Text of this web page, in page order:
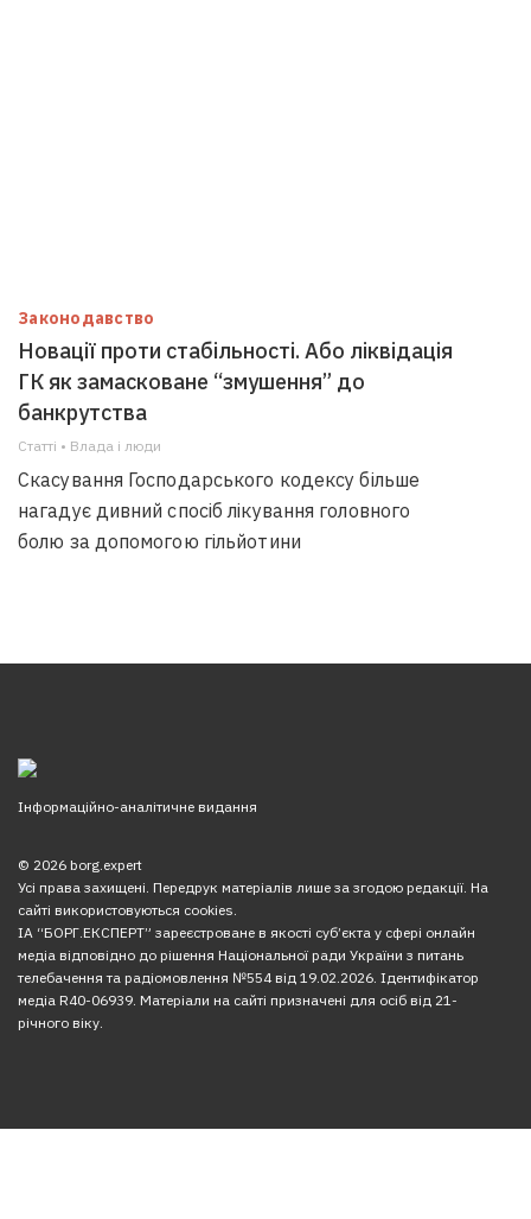
Законодавство
Новації проти стабільності. Або ліквідація
ГК як замасковане “змушення” до
банкрутства
Статті • Влада i люди
Скасування Господарського кодексу більше
нагадує дивний спосіб лікування головного
болю за допомогою гільйотини
Інформаційно-аналітичне видання
© 2026 borg.expert
Усі права захищені. Передрук матеріалів лише за згодою редакції. На
сайті використовуються cookies.
ІА “БОРГ.ЕКСПЕРТ” зареєстроване в якості суб’єкта у сфері онлайн
медіа відповідно до рішення Національної ради України з питань
телебачення та радіомовлення №554 від 19.02.2026. Ідентифікатор
медіа R40-06939. Матеріали на сайті призначені для осіб від 21-
річного віку.